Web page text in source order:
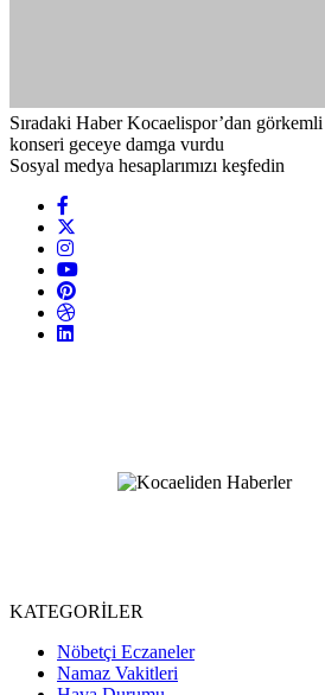
Sıradaki Haber Kocaelispor’dan görkemli
konseri geceye damga vurdu
Sosyal medya hesaplarımızı keşfedin
KATEGORİLER
Nöbetçi Eczaneler
Namaz Vakitleri